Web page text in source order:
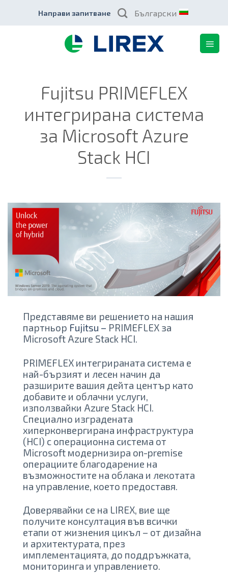
content
Направи запитване Български
Fujitsu PRIMEFLEX
интегрирана система
за Microsoft Azure
Stack HCI
Представяме ви решението на нашия
партньор Fujitsu – PRIMEFLEX за
Microsoft Azure Stack HCI.
PRIMEFLEX интегрираната система е
най-бързият и лесен начин да
разширите вашия дейта център като
добавите и облачни услуги,
използвайки Azure Stack HCI.
Специално изградената
хиперконвергирана инфраструктура
(HCI) с операционна система от
Microsoft модернизира on-premise
операциите благодарение на
възможностите на облака и лекотата
на управление, което предоставя.
Доверявайки се на LIREX, вие ще
получите консултация във всички
етапи от жизнения цикъл – от дизайна
и архитектурата, през
имплементацията, до поддръжката,
мониторинга и управлението.